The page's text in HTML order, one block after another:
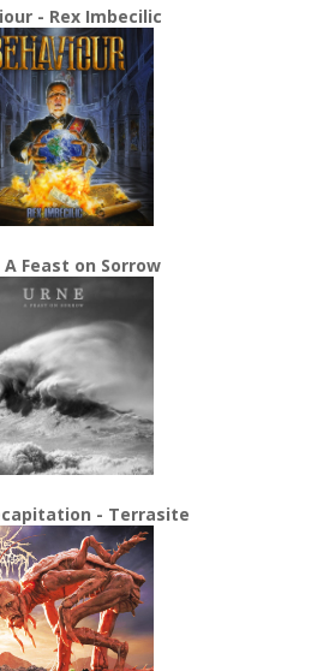
- Rex Imbecilic
A Feast on Sorrow
- Terrasite